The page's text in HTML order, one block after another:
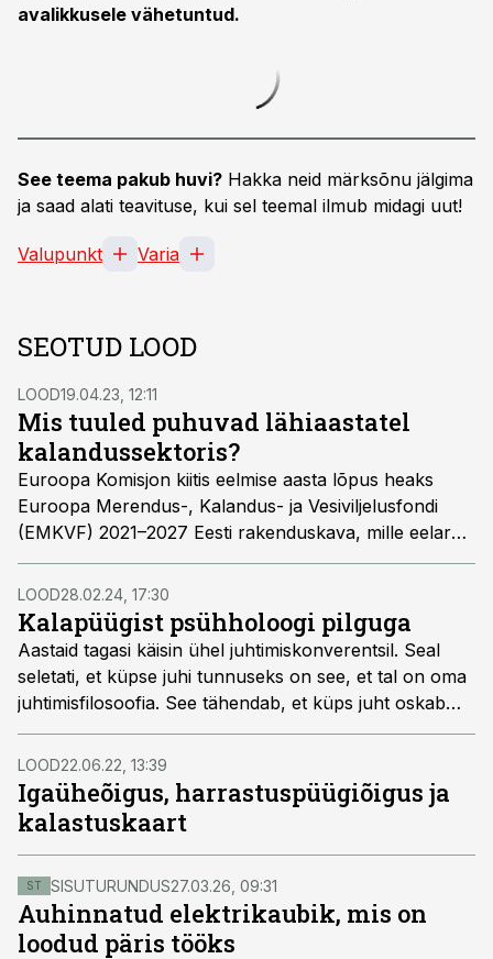
avalikkusele vähetuntud.
See teema pakub huvi? Hakka neid märksõnu jälgima
ja saad alati teavituse, kui sel teemal ilmub midagi uut!
Valupunkt Varia
SEOTUD LOOD
LOOD19.04.23, 12:11
Mis tuuled puhuvad lähiaastatel
kalandussektoris?
Euroopa Komisjon kiitis eelmise aasta lõpus heaks
Euroopa Merendus-, Kalandus- ja Vesiviljelusfondi
(EMKVF) 2021–2027 Eesti rakenduskava, mille eelarve
koos Eesti kaasrahastusega on kokku 139 miljonit
eurot. Euroopa Liidu panus sellest on üle 97 miljoni
euro. Fondi vahendeid saab kasutada kalanduse
arendamiseks kuni 2029. aasta lõpuni.
LOOD28.02.24, 17:30
Kalapüügist psühholoogi pilguga
Aastaid tagasi käisin ühel juhtimiskonverentsil. Seal
seletati, et küpse juhi tunnuseks on see, et tal on oma
juhtimisfilosoofia. See tähendab, et küps juht oskab
mõtestada, miks ja mida ta juhtides teeb. Minu arvates
võib seletusvajadust rakendada ka kalapüügile.
LOOD22.06.22, 13:39
Igaüheõigus, harrastuspüügiõigus ja
kalastuskaart
ST SISUTURUNDUS27.03.26, 09:31
Auhinnatud elektrikaubik, mis on
loodud päris tööks